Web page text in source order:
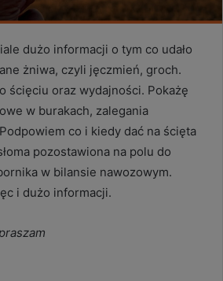
dużo informacji o tym co udało
żniwa, czyli jęczmień, groch.
ścięciu oraz wydajności. Pokażę
w burakach, zalegania
co i kiedy dać na ścięta
pozostawiona na polu do
w bilansie nawozowym.
i dużo informacji.